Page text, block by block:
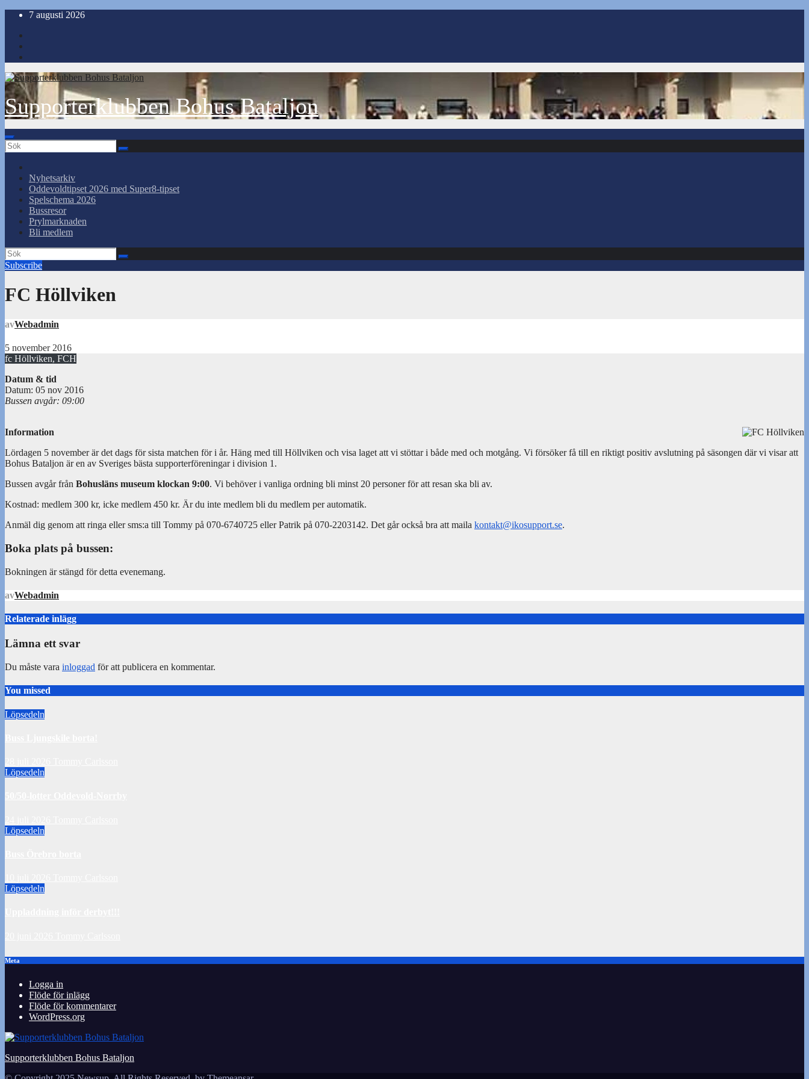
Hoppa
innehåll
7 augusti 2026
Supporterklubben Bohus Bataljon
Nyhetsarkiv
Oddevoldtipset 2026 med Super8-tipset
Spelschema 2026
Bussresor
Prylmarknaden
Bli medlem
Subscribe
FC Höllviken
avWebadmin
5 november 2016
fc Höllviken, FCH
Datum & tid
Datum: 05 nov 2016
Bussen avgår: 09:00
Information
Lördagen 5 november är det dags för sista matchen för i år. Häng med till Höllviken och visa laget att vi stöttar i både med och motgång. Vi försöker få till en riktigt positiv avslutning på säsongen där vi visar att
Bohus Bataljon är en av Sveriges bästa supporterföreningar i division 1.
Bussen avgår från Bohusläns museum klockan 9:00. Vi behöver i vanliga ordning bli minst 20 personer för att resan ska bli av.
Kostnad: medlem 300 kr, icke medlem 450 kr. Är du inte medlem bli du medlem per automatik.
Anmäl dig genom att ringa eller sms:a till Tommy på 070-6740725 eller Patrik på 070-2203142. Det går också bra att maila kontakt@ikosupport.se.
Boka plats på bussen:
Bokningen är stängd för detta evenemang.
avWebadmin
Relaterade inlägg
Lämna ett svar
Du måste vara inloggad för att publicera en kommentar.
You missed
Löpsedeln
Löpsedeln
Löpsedeln
Löpsedeln
Meta
Logga in
Flöde för inlägg
Flöde för kommentarer
WordPress.org
Supporterklubben Bohus Bataljon